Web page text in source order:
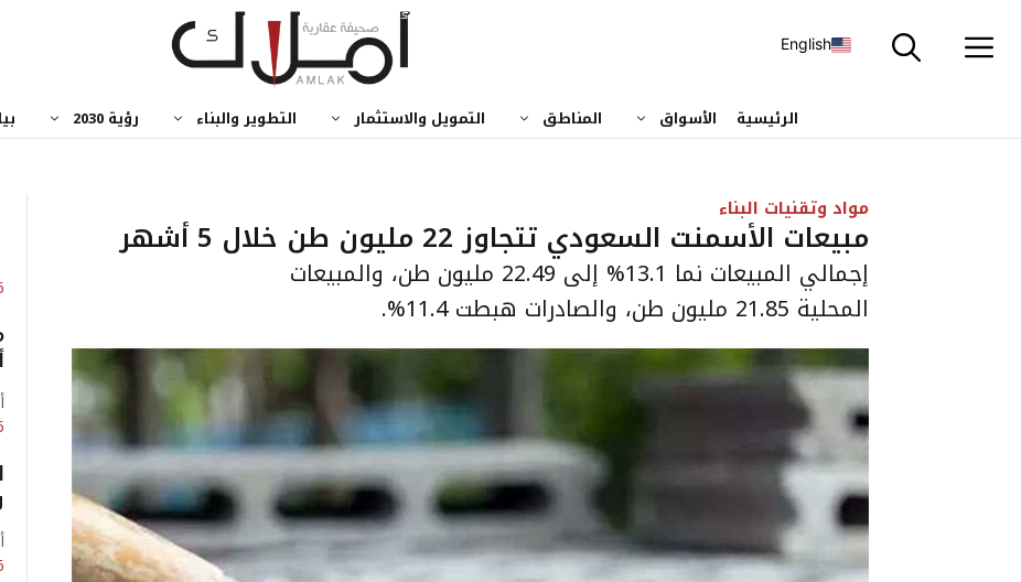
إلى
English
الرئيسية الأسواق المناطق التمويل والاستثمار التطوير والبناء رؤية 2030
مواد وتقنيات البناء
مبيعات الأسمنت السعودي تتجاوز 22 مليون طن خلال 5 أشهر
إجمالي المبيعات نما 13.1% إلى 22.49 مليون طن، والمبيعات
المحلية 21.85 مليون طن، والصادرات هبطت 11.4%.